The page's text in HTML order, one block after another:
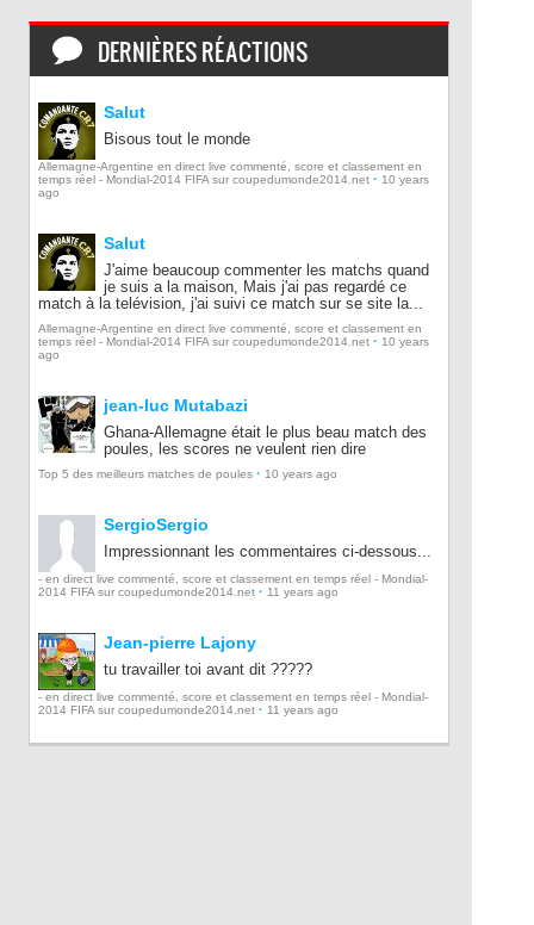
DERNIÈRES RÉACTIONS
Salut
Bisous tout le monde
Allemagne-Argentine en direct live commenté, score et classement en
temps réel - Mondial-2014 FIFA sur coupedumonde2014.net · 10 years
ago
Salut
J'aime beaucoup commenter les matchs quand
je suis a la maison, Mais j'ai pas regardé ce
match à la telévision, j'ai suivi ce match sur se site la...
Allemagne-Argentine en direct live commenté, score et classement en
temps réel - Mondial-2014 FIFA sur coupedumonde2014.net · 10 years
ago
jean-luc Mutabazi
Ghana-Allemagne était le plus beau match des
poules, les scores ne veulent rien dire
Top 5 des meilleurs matches de poules · 10 years ago
SergioSergio
Impressionnant les commentaires ci-dessous...
- en direct live commenté, score et classement en temps réel - Mondial-
2014 FIFA sur coupedumonde2014.net · 11 years ago
Jean-pierre Lajony
tu travailler toi avant dit ?????
- en direct live commenté, score et classement en temps réel - Mondial-
2014 FIFA sur coupedumonde2014.net · 11 years ago